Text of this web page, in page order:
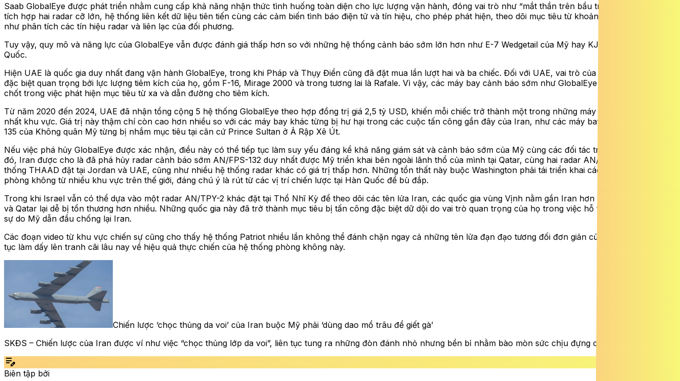
Saab GlobalEye được phát triển nhằm cung cấp khả năng nhận thức tình huống toàn diện cho lực lượng vận hành, đóng vai trò như “mắt thần trên bầu trời”. Máy bay này
tích hợp hai radar cỡ lớn, hệ thống liên kết dữ liệu tiên tiến cùng các cảm biến tình báo điện tử và tín hiệu, cho phép phát hiện, theo dõi mục tiêu từ khoảng cách rất xa cũng
như phân tích các tín hiệu radar và liên lạc của đối phương.
Tuy vậy, quy mô và năng lực của GlobalEye vẫn được đánh giá thấp hơn so với những hệ thống cảnh báo sớm lớn hơn như E-7 Wedgetail của Mỹ hay KJ-500 của Trung
Quốc.
Hiện UAE là quốc gia duy nhất đang vận hành GlobalEye, trong khi Pháp và Thụy Điển cũng đã đặt mua lần lượt hai và ba chiếc. Đối với UAE, vai trò của loại máy bay này
đặc biệt quan trọng bởi lực lượng tiêm kích của họ, gồm F-16, Mirage 2000 và trong tương lai là Rafale. Vì vậy, các máy bay cảnh báo sớm như GlobalEye đóng vai trò then
chốt trong việc phát hiện mục tiêu từ xa và dẫn đường cho tiêm kích.
Từ năm 2020 đến 2024, UAE đã nhận tổng cộng 5 hệ thống GlobalEye theo hợp đồng trị giá 2,5 tỷ USD, khiến mỗi chiếc trở thành một trong những máy bay quân sự đắt giá
nhất khu vực. Giá trị này thậm chí còn cao hơn nhiều so với các máy bay khác từng bị hư hại trong các cuộc tấn công gần đây của Iran, như các máy bay tiếp nhiên liệu KC-
135 của Không quân Mỹ từng bị nhắm mục tiêu tại căn cứ Prince Sultan ở Ả Rập Xê Út.
Nếu việc phá hủy GlobalEye được xác nhận, điều này có thể tiếp tục làm suy yếu đáng kể khả năng giám sát và cảnh báo sớm của Mỹ cùng các đối tác trong khu vực. Trước
đó, Iran được cho là đã phá hủy radar cảnh báo sớm AN/FPS-132 duy nhất được Mỹ triển khai bên ngoài lãnh thổ của mình tại Qatar, cùng hai radar AN/TPY-2 thuộc hệ
thống THAAD đặt tại Jordan và UAE, cũng như nhiều hệ thống radar khác có giá trị thấp hơn. Những tổn thất này buộc Washington phải tái triển khai các hệ thống radar và
phòng không từ nhiều khu vực trên thế giới, đáng chú ý là rút từ các vị trí chiến lược tại Hàn Quốc để bù đắp.
Trong khi Israel vẫn có thể dựa vào một radar AN/TPY-2 khác đặt tại Thổ Nhĩ Kỳ để theo dõi các tên lửa Iran, các quốc gia vùng Vịnh nằm gần Iran hơn như UAE, Bahrain
và Qatar lại dễ bị tổn thương hơn nhiều. Những quốc gia này đã trở thành mục tiêu bị tấn công đặc biệt dữ dội do vai trò quan trọng của họ trong việc hỗ trợ chiến dịch quân
sự do Mỹ dẫn đầu chống lại Iran.
Các đoạn video từ khu vực chiến sự cũng cho thấy hệ thống Patriot nhiều lần không thể đánh chặn ngay cả những tên lửa đạn đạo tương đối đơn giản của Iran. Điều này tiếp
tục làm dấy lên tranh cãi lâu nay về hiệu quả thực chiến của hệ thống phòng không này.
Chiến lược ‘chọc thủng da voi’ của Iran buộc Mỹ phải ‘dùng dao mổ trâu để giết gà’
SKĐS – Chiến lược của Iran được ví như việc “chọc thủng lớp da voi”, liên tục tung ra những đòn đánh nhỏ nhưng bền bỉ nhằm bào mòn sức chịu đựng của đối phương.
edit_note
Biên tập bởi